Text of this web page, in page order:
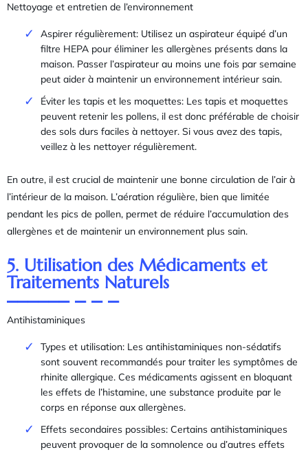
Nettoyage et entretien de l’environnement
Aspirer régulièrement: Utilisez un aspirateur équipé d’un
filtre HEPA pour éliminer les allergènes présents dans la
maison. Passer l’aspirateur au moins une fois par semaine
peut aider à maintenir un environnement intérieur sain.
Éviter les tapis et les moquettes: Les tapis et moquettes
peuvent retenir les pollens, il est donc préférable de choisir
des sols durs faciles à nettoyer. Si vous avez des tapis,
veillez à les nettoyer régulièrement.
En outre, il est crucial de maintenir une bonne circulation de l’air à
l’intérieur de la maison. L’aération régulière, bien que limitée
pendant les pics de pollen, permet de réduire l’accumulation des
allergènes et de maintenir un environnement plus sain.
5. Utilisation des Médicaments et
Traitements Naturels
Antihistaminiques
Types et utilisation: Les antihistaminiques non-sédatifs
sont souvent recommandés pour traiter les symptômes de
rhinite allergique. Ces médicaments agissent en bloquant
les effets de l’histamine, une substance produite par le
corps en réponse aux allergènes.
Effets secondaires possibles: Certains antihistaminiques
peuvent provoquer de la somnolence ou d’autres effets